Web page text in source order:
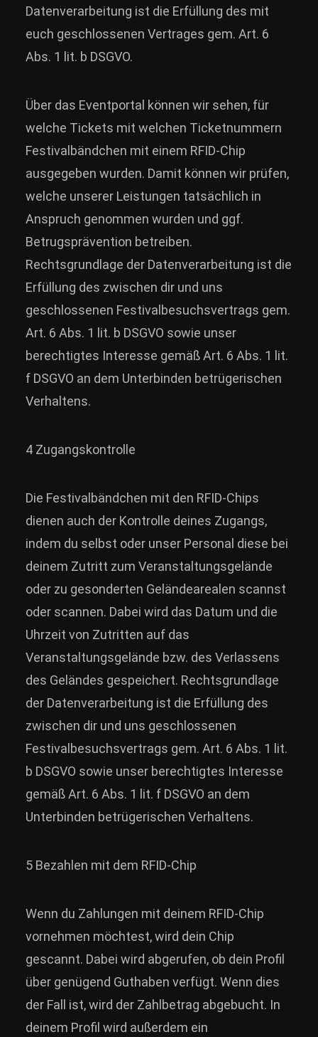
Datenverarbeitung ist die Erfüllung des mit
euch geschlossenen Vertrages gem. Art. 6
Abs. 1 lit. b DSGVO.
Über das Eventportal können wir sehen, für
welche Tickets mit welchen Ticketnummern
Festivalbändchen mit einem RFID-Chip
ausgegeben wurden. Damit können wir prüfen,
welche unserer Leistungen tatsächlich in
Anspruch genommen wurden und ggf.
Betrugsprävention betreiben.
Rechtsgrundlage der Datenverarbeitung ist die
Erfüllung des zwischen dir und uns
geschlossenen Festivalbesuchsvertrags gem.
Art. 6 Abs. 1 lit. b DSGVO sowie unser
berechtigtes Interesse gemäß Art. 6 Abs. 1 lit.
f DSGVO an dem Unterbinden betrügerischen
Verhaltens.
4 Zugangskontrolle
Die Festivalbändchen mit den RFID-Chips
dienen auch der Kontrolle deines Zugangs,
indem du selbst oder unser Personal diese bei
deinem Zutritt zum Veranstaltungsgelände
oder zu gesonderten Geländearealen scannst
oder scannen. Dabei wird das Datum und die
Uhrzeit von Zutritten auf das
Veranstaltungsgelände bzw. des Verlassens
des Geländes gespeichert. Rechtsgrundlage
der Datenverarbeitung ist die Erfüllung des
zwischen dir und uns geschlossenen
Festivalbesuchsvertrags gem. Art. 6 Abs. 1 lit.
b DSGVO sowie unser berechtigtes Interesse
gemäß Art. 6 Abs. 1 lit. f DSGVO an dem
Unterbinden betrügerischen Verhaltens.
5 Bezahlen mit dem RFID-Chip
Wenn du Zahlungen mit deinem RFID-Chip
vornehmen möchtest, wird dein Chip
gescannt. Dabei wird abgerufen, ob dein Profil
über genügend Guthaben verfügt. Wenn dies
der Fall ist, wird der Zahlbetrag abgebucht. In
deinem Profil wird außerdem ein